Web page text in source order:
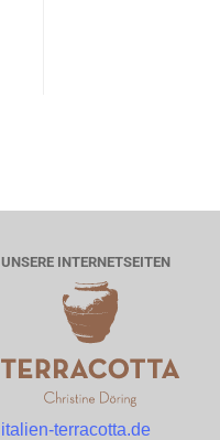
UNSERE INTERNETSEITEN
italien-terracotta.de